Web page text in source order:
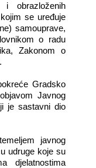
i obrazloženih
se uređuje
samouprave,
o radu
Zakonom o
Gradsko
objavom Javnog
je sastavni dio
javnog
udruge koje su
djelatnostima